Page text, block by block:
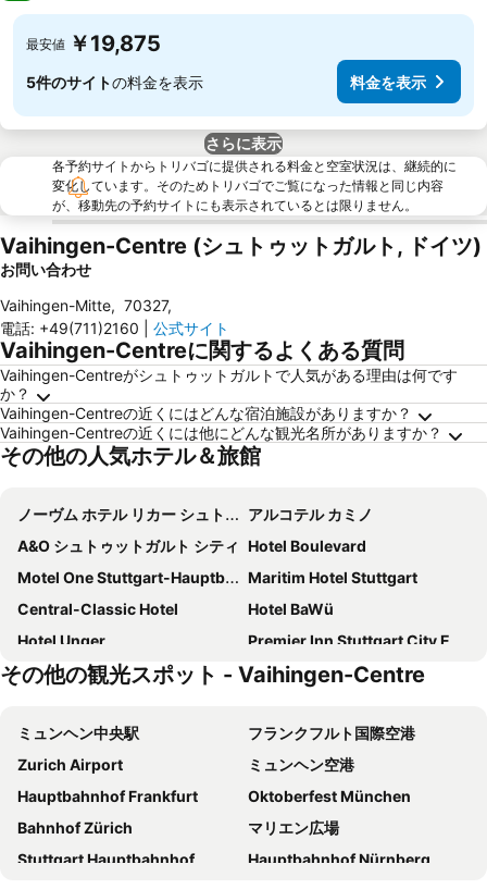
最安値 ￥19,875
5件のサイトの料金を表示 料金を表示
さらに表示
各予約サイトからトリバゴに提供される料金と空室状況は、継続的に
変化しています。そのためトリバゴでご覧になった情報と同じ内容
が、移動先の予約サイトにも表示されているとは限りません。
Vaihingen-Centre (シュトゥットガルト, ドイツ)
お問い合わせ
Vaihingen-Mitte, 70327,
電話: +49(711)2160 公式サイト
Vaihingen-Centreに関するよくある質問
Vaihingen-Centreがシュトゥットガルトで人気がある理由は何です
か？
Vaihingen-Centreの近くにはどんな宿泊施設がありますか？
Vaihingen-Centreの近くには他にどんな観光名所がありますか？
その他の人気ホテル＆旅館
ノーヴム ホテル リカー シュトゥットガルト ハウプトバーンホフ
アルコテル カミノ
A&O シュトゥットガルト シティ Hotel Boulevard
Motel One Stuttgart-Hauptbahnhof
Maritim Hotel Stuttgart
Central-Classic Hotel
Hotel BaWü
Hotel Unger
Premier Inn Stuttgart City Europaviertel
Steigenberger Graf Zeppelin
Premier Inn Stuttgart City Centre
Premier Inn Stuttgart Feuerbach
ibis budget Stuttgart City Nord
ル メリディアン シュトゥットガルト
Hotel Austria Stuttgart-City
Hotel Austria Stuttgart-City
イビス シュトゥットガルト エアポート メッセ
MASEVEN Stuttgart SI-Centrum
Motel One Stuttgart-Mitte
Hotel Astoria am Urachplatz
LOGINN Hotel Stuttgart Zuffenhausen
その他の観光スポット - Vaihingen-Centre
ミュンヘン中央駅
フランクフルト国際空港
Zurich Airport
ミュンヘン空港
Hauptbahnhof Frankfurt
Oktoberfest München
Bahnhof Zürich
マリエン広場
Stuttgart Hauptbahnhof
Hauptbahnhof Nürnberg